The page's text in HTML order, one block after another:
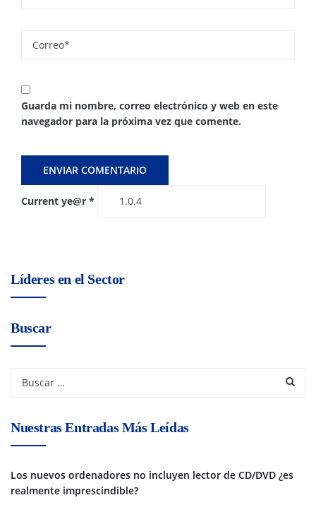
Guarda mi nombre, correo electrónico y web en este
navegador para la próxima vez que comente.
Current ye@r *
Líderes en el Sector
Buscar
Nuestras Entradas Más Leídas
Los nuevos ordenadores no incluyen lector de CD/DVD ¿es
realmente imprescindible?